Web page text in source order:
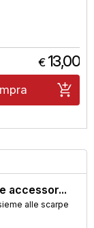
€ 13,00
accessor...
alle scarpe